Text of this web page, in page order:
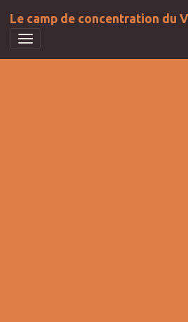
Le camp de concentration du